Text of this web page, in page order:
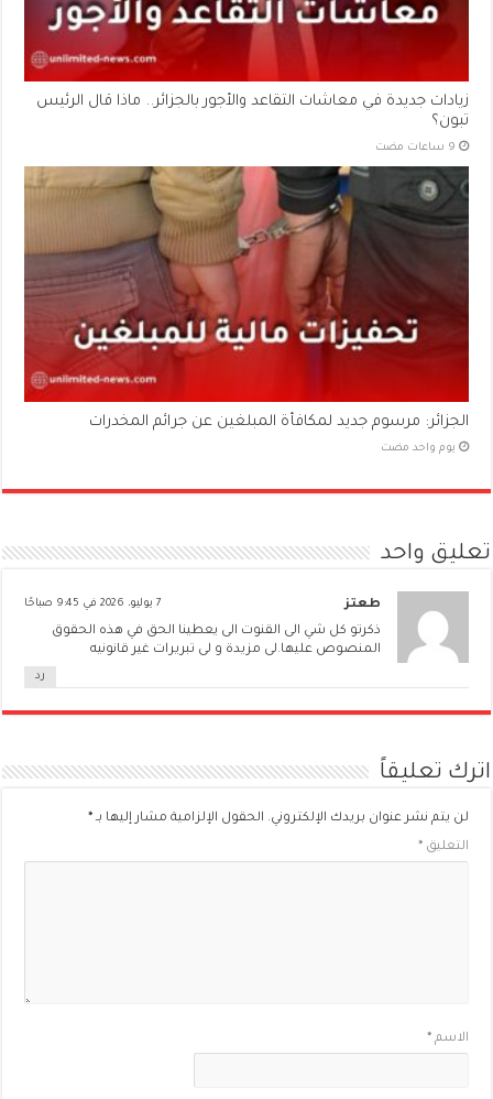
زيادات جديدة في معاشات التقاعد والأجور بالجزائر.. ماذا قال الرئيس
تبون؟
الجزائر: مرسوم جديد لمكافأة المبلغين عن جرائم المخدرات
‏يوم واحد مضت
تعليق واحد
طعتز 7 يوليو، 2026 في 9:45 صباحًا
ذكرتو كل شي الى القنوت الى يعطينا الحق في هذه الحقوق
المنصوص عليها.لى مزيدة و لى تبريرات غير قانونيه
رد
اترك تعليقاً
لن يتم نشر عنوان بريدك الإلكتروني. الحقول الإلزامية مشار إليها بـ*
التعليق*
الاسم*